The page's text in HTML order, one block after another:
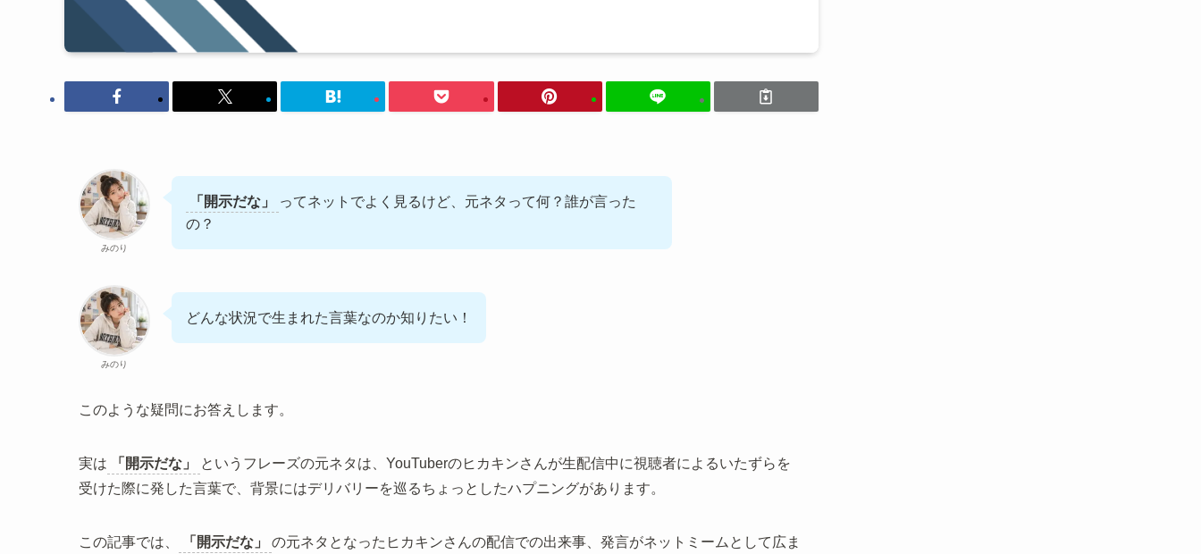
みのり
「開示だな」
ってネットでよく見るけど、元ネタって何？誰が言った
の？
みのり
どんな状況で生まれた言葉なのか知りたい！
このような疑問にお答えします。
実は 「開示だな」
というフレーズの元ネタは、YouTuberのヒカキンさんが生配信中に視聴者によるいたずらを
受けた際に発した言葉で、背景にはデリバリーを巡るちょっとしたハプニングがあります。
この記事では、 「開示だな」
の元ネタとなったヒカキンさんの配信での出来事、発言がネットミームとして広ま